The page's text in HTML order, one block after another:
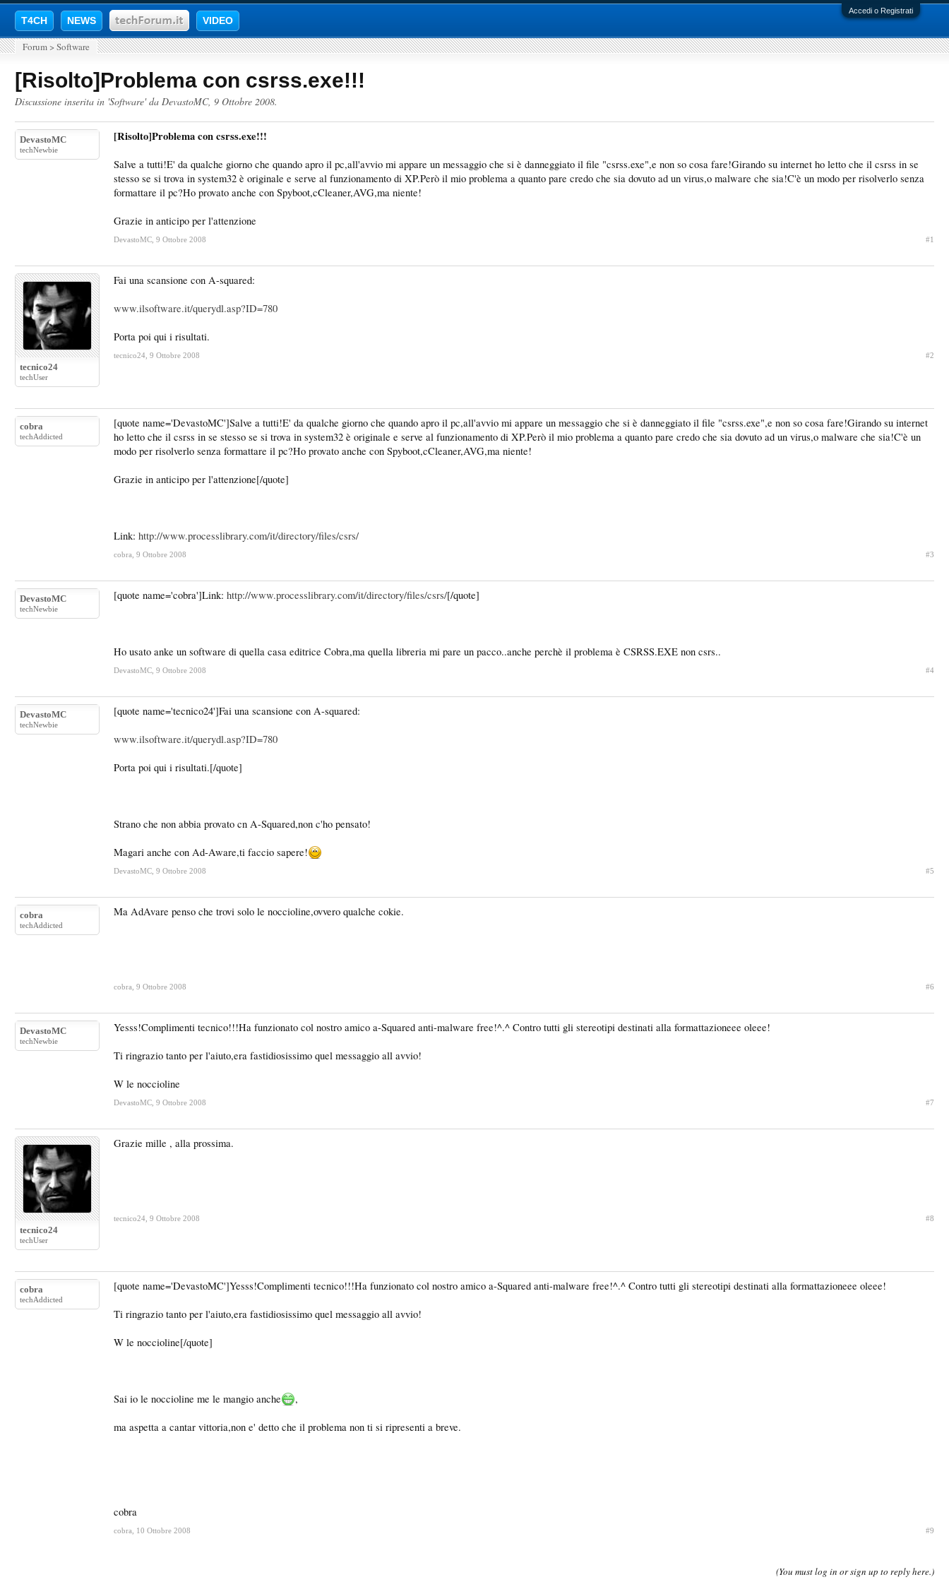
Accedi o Registrati
T4CH NEWS VIDEO
Forum > Software
[Risolto]Problema con csrss.exe!!!
Discussione inserita in 'Software' da DevastoMC, 9 Ottobre 2008.
DevastoMC
techNewbie
[Risolto]Problema con csrss.exe!!!
Salve a tutti!E' da qualche giorno che quando apro il pc,all'avvio mi appare un messaggio che si è danneggiato il file "csrss.exe",e non so cosa fare!Girando su internet ho letto che il csrss in se
stesso se si trova in system32 è originale e serve al funzionamento di XP.Però il mio problema a quanto pare credo che sia dovuto ad un virus,o malware che sia!C'è un modo per risolverlo senza
formattare il pc?Ho provato anche con Spyboot,cCleaner,AVG,ma niente!
Grazie in anticipo per l'attenzione
DevastoMC 9 Ottobre 2008 #1
tecnico24
techUser
Fai una scansione con A-squared:
www.ilsoftware.it/querydl.asp?ID=780
Porta poi qui i risultati.
tecnico24 9 Ottobre 2008 #2
cobra
techAddicted
[quote name='DevastoMC']Salve a tutti!E' da qualche giorno che quando apro il pc,all'avvio mi appare un messaggio che si è danneggiato il file "csrss.exe",e non so cosa fare!Girando su internet
ho letto che il csrss in se stesso se si trova in system32 è originale e serve al funzionamento di XP.Però il mio problema a quanto pare credo che sia dovuto ad un virus,o malware che sia!C'è un
modo per risolverlo senza formattare il pc?Ho provato anche con Spyboot,cCleaner,AVG,ma niente!
Grazie in anticipo per l'attenzione[/quote]
Link: http://www.processlibrary.com/it/directory/files/csrs/
cobra 9 Ottobre 2008 #3
DevastoMC
techNewbie
[quote name='cobra']Link: http://www.processlibrary.com/it/directory/files/csrs/[/quote]
Ho usato anke un software di quella casa editrice Cobra,ma quella libreria mi pare un pacco..anche perchè il problema è CSRSS.EXE non csrs..
DevastoMC 9 Ottobre 2008 #4
DevastoMC
techNewbie
[quote name='tecnico24']Fai una scansione con A-squared:
www.ilsoftware.it/querydl.asp?ID=780
Porta poi qui i risultati.[/quote]
Strano che non abbia provato cn A-Squared,non c'ho pensato!
Magari anche con Ad-Aware,ti faccio sapere!
DevastoMC 9 Ottobre 2008 #5
cobra
techAddicted
Ma AdAvare penso che trovi solo le noccioline,ovvero qualche cokie.
cobra 9 Ottobre 2008 #6
DevastoMC
techNewbie
Yesss!Complimenti tecnico!!!Ha funzionato col nostro amico a-Squared anti-malware free!^.^ Contro tutti gli stereotipi destinati alla formattazioneee oleee!
Ti ringrazio tanto per l'aiuto,era fastidiosissimo quel messaggio all avvio!
W le noccioline
DevastoMC 9 Ottobre 2008 #7
tecnico24
techUser
Grazie mille , alla prossima.
tecnico24 9 Ottobre 2008 #8
cobra
techAddicted
[quote name='DevastoMC']Yesss!Complimenti tecnico!!!Ha funzionato col nostro amico a-Squared anti-malware free!^.^ Contro tutti gli stereotipi destinati alla formattazioneee oleee!
Ti ringrazio tanto per l'aiuto,era fastidiosissimo quel messaggio all avvio!
W le noccioline[/quote]
Sai io le noccioline me le mangio anche ,
ma aspetta a cantar vittoria,non e' detto che il problema non ti si ripresenti a breve.
cobra
cobra 10 Ottobre 2008 #9
(You must log in or sign up to reply here.)